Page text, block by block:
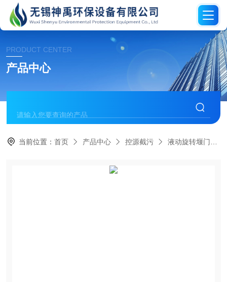
PRODUCT CENTER
产品中心
当前位置：首页 产品中心 控源截污 液动旋转堰门